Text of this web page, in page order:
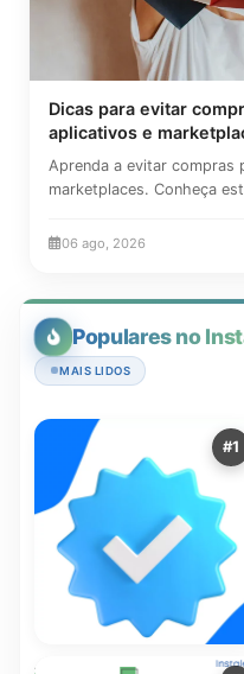
Dicas para evitar
aplicativos e
Aprenda a evitar compras
marketplaces. Conheça
06 ago, 2026
Populares no
MAIS LIDOS
#1
RECOMENDADOR